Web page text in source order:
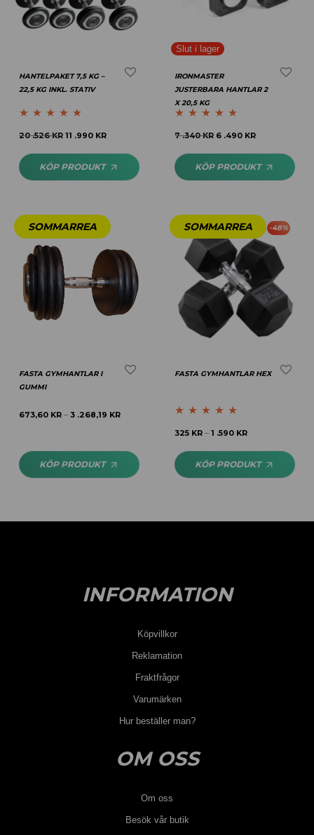
HANTELPAKET 7,5 KG –
22,5 KG INKL. STATIV
Betygsatt5.00
20 .526KR 11 .990 KR
KÖP PRODUKT
IRONMASTER
JUSTERBARA HANTLAR 2
X 20,5 KG
Betygsatt 5.00
7 .340KR 6 .490 KR
KÖP PRODUKT
FASTA GYMHANTLAR I
GUMMI
673,60 KR – 3 .268,19 KR
KÖP PRODUKT
-48%
FASTA GYMHANTLAR HEX
Betygsatt 4.91
325 KR – 1 .590 KR
KÖP PRODUKT
INFORMATION
Köpvillkor
Reklamation
Fraktfrågor
Varumärken
Hur beställer man?
OM OSS
Om oss
Besök vår butik